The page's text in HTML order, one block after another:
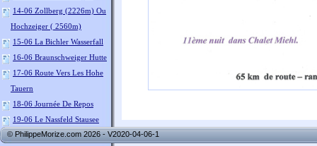
14-06 Zollberg (2226m) Ou
Hochzeiger ( 2560m)
15-06 La Bichler Wasserfall
16-06 Braunschweiger Hutte
17-06 Route Vers Les Hohe
Tauern
18-06 Journée De Repos
19-06 Le Nassfeld Stausee
(2300m)
© PhilippeMorize.com 2026 - V2020-04-06-1